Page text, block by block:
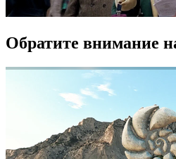
Обратите внимание